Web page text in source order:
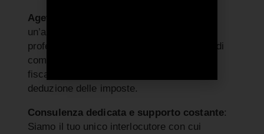
Agevolazioni fiscali garantite
un’azienda, di qualunque dimensione, un
professionista con Partita Iva o un agente di
commercio, hai diritto a delle agevolazioni
fiscali, inclusa la detrazione dell’Iva e la
deduzione delle imposte.
Consulenza dedicata e supporto costante:
Siamo il tuo unico interlocutore con cui